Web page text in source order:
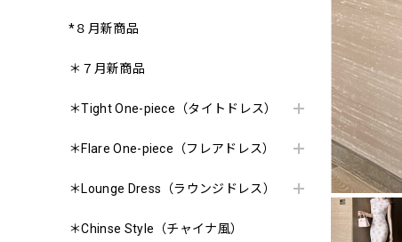
*８月新商品
＊７月新商品
＊Tight One-piece（タイトドレス）
＊Flare One-piece（フレアドレス）
＊Lounge Dress（ラウンジドレス）
＊Chinse Style（チャイナ風）